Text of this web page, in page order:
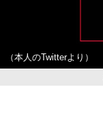
（本人のTwitterより）